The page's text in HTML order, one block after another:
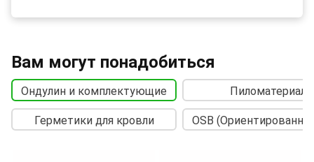
Вам могут понадобиться
Ондулин и комплектующие
Герметики для кровли OSB